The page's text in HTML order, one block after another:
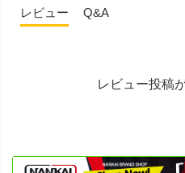
レビュー Q&A
レビュー投稿